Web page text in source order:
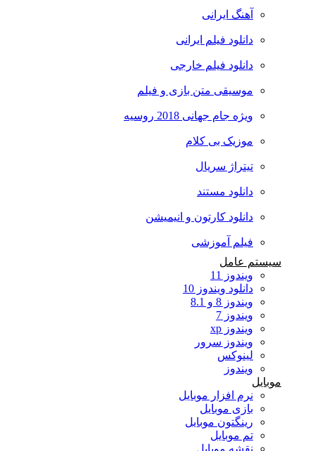
آهنگ ایرانی
دانلود فیلم ایرانی
دانلود فیلم خارجی
موسیقی متن بازی و فیلم
ویژه جام جهانی 2018 روسیه
موزیک بی کلام
تیتراژ سریال
دانلود مستند
دانلود کارتون و انیمیشن
فیلم آموزشی
سیستم عامل
ویندوز 11
دانلود ویندوز 10
ویندوز 8 و 8.1
ویندوز 7
ویندوز xp
ویندوز سرور
لینوکس
ویندوز
نرم افزار موبایل
بازی موبایل
رینگتون موبایل
تم موبایل
نقشه موبایل